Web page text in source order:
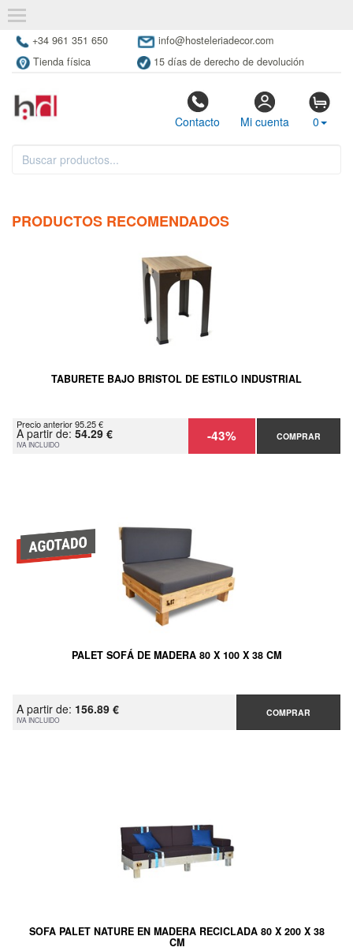
+34 961 351 650
info@hosteleriadecor.com
Tienda física
15 días de derecho de devolución
Contacto Mi cuenta 0
PRODUCTOS RECOMENDADOS
TABURETE BAJO BRISTOL DE ESTILO INDUSTRIAL
Precio anterior 95.25 €
A partir de: 54.29 €
IVA INCLUIDO -43% COMPRAR
PALET SOFÁ DE MADERA 80 X 100 X 38 CM
A partir de: 156.89 €
IVA INCLUIDO
COMPRAR
SOFA PALET NATURE EN MADERA RECICLADA 80 X 200 X 38
CM